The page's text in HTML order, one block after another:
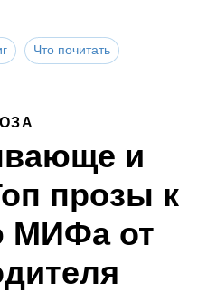
Что почитать
и
прозы к
МИФа от